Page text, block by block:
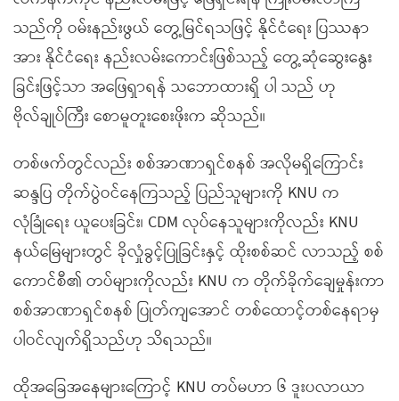
သည်ကို ဝမ်းနည်းဖွယ် တွေ့မြင်ရသဖြင့် နိုင်ငံရေး ပြဿနာ
အား နိုင်ငံရေး နည်းလမ်းကောင်းဖြစ်သည့် တွေ့ဆုံဆွေးနွေး
ခြင်းဖြင့်သာ အဖြေရှာရန် သဘောထားရှိ ပါ သည် ဟု
ဗိုလ်ချုပ်ကြီး စောမူတူးစေးဖိုးက ဆိုသည်။
တစ်ဖက်တွင်လည်း စစ်အာဏာရှင်စနစ် အလိုမရှိကြောင်း
ဆန္ဒပြ တိုက်ပွဲဝင်နေကြသည့် ပြည်သူများကို KNU က
လုံခြုံရေး ယူပေးခြင်း၊ CDM လုပ်နေသူများကိုလည်း KNU
နယ်မြေများတွင် ခိုလှုံခွင့်ပြုခြင်းနှင့် ထိုးစစ်ဆင် လာသည့် စစ်
ကောင်စီ၏ တပ်များကိုလည်း KNU က တိုက်ခိုက်ချေမှုန်းကာ
စစ်အာဏာရှင်စနစ် ပြုတ်ကျအောင် တစ်ထောင့်တစ်နေရာမှ
ပါဝင်လျက်ရှိသည်ဟု သိရသည်။
ထိုအခြေအနေများကြောင့် KNU တပ်မဟာ ၆ ဒူးပလာယာ